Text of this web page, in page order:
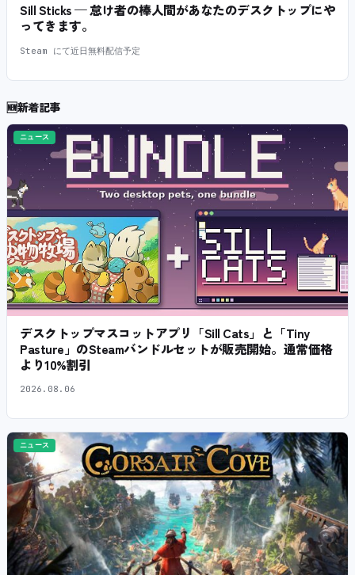
Sill Sticks — 怠け者の棒人間があなたのデスクトップにや
ってきます。
Steam にて近日無料配信予定
🆕新着記事
ニュース
デスクトップマスコットアプリ「Sill Cats」と「Tiny
Pasture」のSteamバンドルセットが販売開始。通常価格
より10%割引
2026.08.06
ニュース